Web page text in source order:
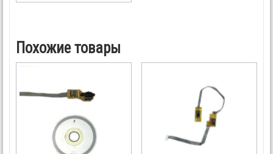
Похожие товары